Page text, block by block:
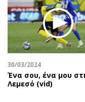
Ναυτιλία
Περιβάλλον
Ελλάδα
Κόσμος
Παράξενα
Πολιτισμός
30/03/2024
Ένα σου, ένα μου
Λεμεσό (vid)